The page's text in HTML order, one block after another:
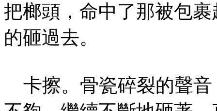
把榔頭，命中了那被包
的砸過去。
卡擦。骨瓷碎裂的聲音